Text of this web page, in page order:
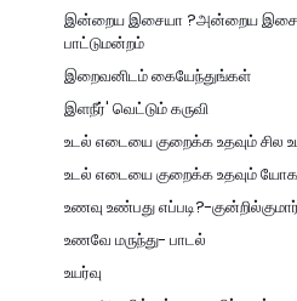
இன்றைய இசையா ?அன்றைய
பாட்டுமன்றம்
இறைவனிடம் கையேந்துங்கள்
இளநீர்' வெட்டும் கருவி
உடல் எடையை குறைக்க உதவும் சில
உடல் எடையை குறைக்க உதவும்
உணவு உண்பது எப்படி?-குன்றில்குமார்
உணவே மருந்து- பாடல்
உயர்வு